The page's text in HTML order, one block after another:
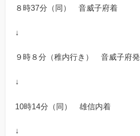
８時37分（同） 音威子府着
↓
９時８分（稚内行き） 音威子府発
↓
10時14分（同） 雄信内着
↓